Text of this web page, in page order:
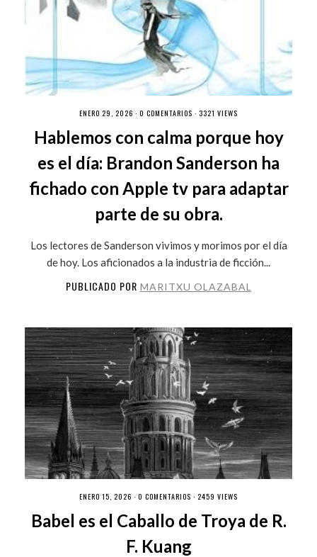
ENERO 29, 2026 · 0 COMENTARIOS · 3321 VIEWS
Hablemos con calma porque hoy
es el día: Brandon Sanderson ha
fichado con Apple tv para adaptar
parte de su obra.
Los lectores de Sanderson vivimos y morimos por el día
de hoy. Los aficionados a la industria de ficción...
PUBLICADO POR MARITXU OLAZABAL
ENERO 15, 2026 · 0 COMENTARIOS · 2459 VIEWS
Babel es el Caballo de Troya de R.
F. Kuang